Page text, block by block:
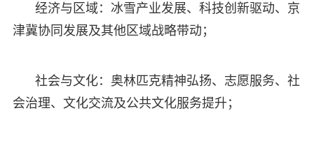
经济与区域：冰雪产业发展、科技创新驱动、京
津冀协同发展及其他区域战略带动；
社会与文化：奥林匹克精神弘扬、志愿服务、社
会治理、文化交流及公共文化服务提升；